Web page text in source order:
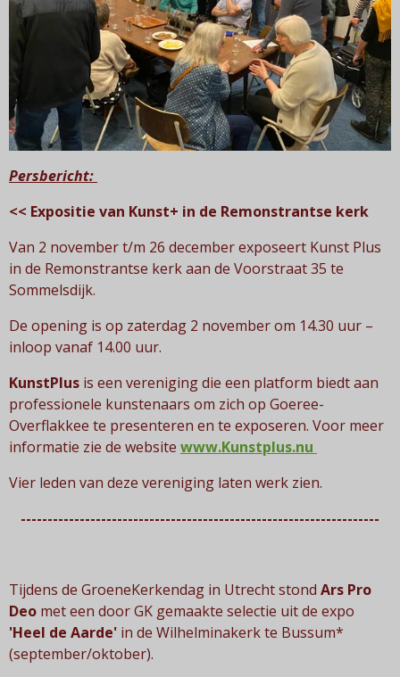
Persbericht:
<< Expositie van Kunst+ in de Remonstrantse kerk
Van 2 november t/m 26 december exposeert Kunst Plus
in de Remonstrantse kerk aan de Voorstraat 35 te
Sommelsdijk.
De opening is op zaterdag 2 november om 14.30 uur –
inloop vanaf 14.00 uur.
KunstPlus is een vereniging die een platform biedt aan
professionele kunstenaars om zich op Goeree-
Overflakkee te presenteren en te exposeren. Voor meer
informatie zie de website www.Kunstplus.nu
Vier leden van deze vereniging laten werk zien.
-------------------------------------------------------------------
Tijdens de GroeneKerkendag in Utrechtstond Ars Pro
Deo met een door GK gemaakte selectie uit de expo
'Heel de Aarde' in de Wilhelminakerk te Bussum*
(september/oktober).